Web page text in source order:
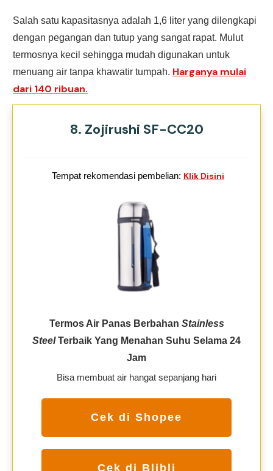
Salah satu kapasitasnya adalah 1,6 liter yang dilengkapi
dengan pegangan dan tutup yang sangat rapat. Mulut
termosnya kecil sehingga mudah digunakan untuk
menuang air tanpa khawatir tumpah. Harganya mulai
dari 140 ribuan.
8. Zojirushi SF-CC20
Tempat rekomendasi pembelian: Klik Disini
Termos Air Panas Berbahan Stainless
SteelTerbaik Yang Menahan Suhu Selama 24
Jam
Bisa membuat air hangat sepanjang hari
Cek di Shopee
Cek di Blibli